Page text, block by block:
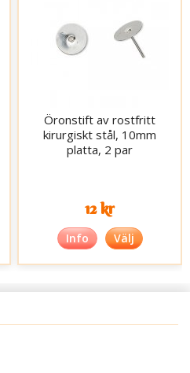
Öronstift av rostfritt
kirurgiskt stål, 10mm
platta, 2 par
12 kr
Info Välj